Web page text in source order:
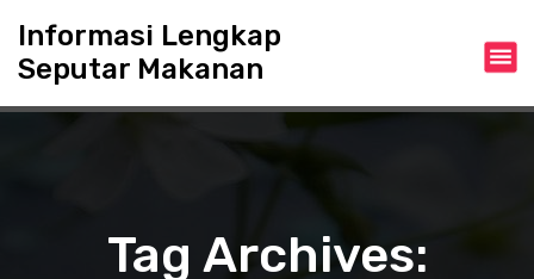
t
Informasi Lengkap
Seputar Makanan
Tag Archives: